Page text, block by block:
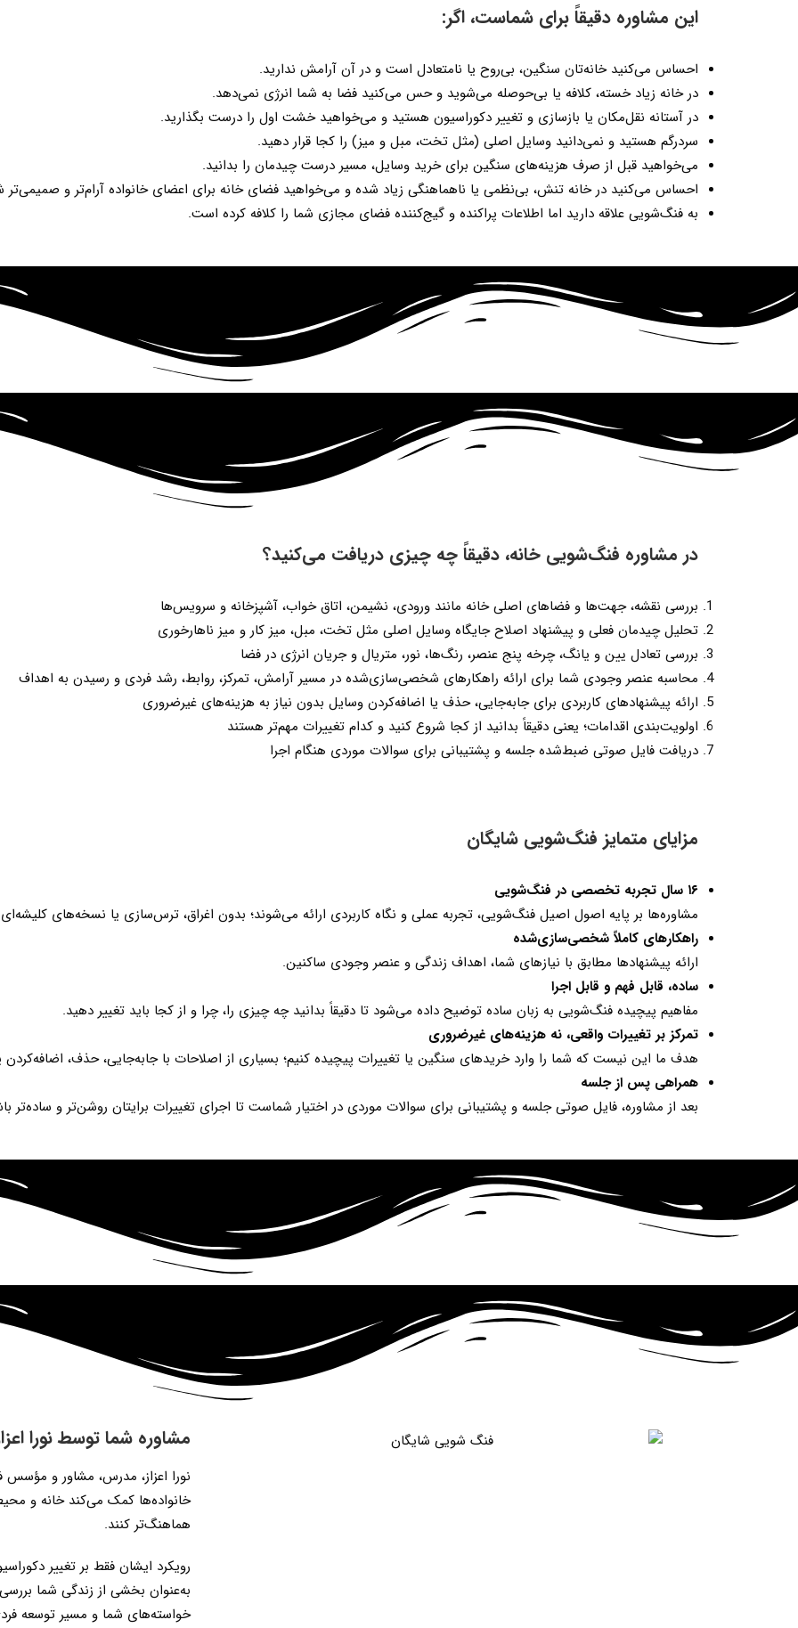
این مشاوره دقیقاً برای شماست، اگر:
احساس می‌کنید خانه‌تان سنگین، بی‌روح یا نامتعادل است و در آن آرامش ندارید.
در خانه زیاد خسته، کلافه یا بی‌حوصله می‌شوید و حس می‌کنید فضا به شما انرژی نمی‌دهد.
در آستانه نقل‌مکان یا بازسازی و تغییر دکوراسیون هستید و می‌خواهید خشت اول را درست بگذارید.
سردرگم هستید و نمی‌دانید وسایل اصلی (مثل تخت، مبل و میز) را کجا قرار دهید.
می‌خواهید قبل از صرف هزینه‌های سنگین برای خرید وسایل، مسیر درست چیدمان را بدانید.
احساس می‌کنید در خانه تنش، بی‌نظمی یا ناهماهنگی زیاد شده و می‌خواهید فضای خانه برای اعضای خانواده آرام‌تر و صمیمی‌تر
به فنگ‌شویی علاقه دارید اما اطلاعات پراکنده و گیج‌کننده فضای مجازی شما را کلافه کرده است.
در مشاوره فنگ‌شویی خانه، دقیقاً چه چیزی دریافت می‌کنید؟
بررسی نقشه، جهت‌ها و فضاهای اصلی خانه مانند ورودی، نشیمن، اتاق خواب، آشپزخانه و سرویس‌ها
تحلیل چیدمان فعلی و پیشنهاد اصلاح جایگاه وسایل اصلی مثل تخت، مبل، میز کار و میز ناهارخوری
بررسی تعادل یین و یانگ، چرخه پنج عنصر، رنگ‌ها، نور، متریال و جریان انرژی در فضا
محاسبه عنصر وجودی شما برای ارائه راهکارهای شخصی‌سازی‌شده در مسیر آرامش، تمرکز، روابط، رشد فردی و رسیدن به اهداف
ارائه پیشنهادهای کاربردی برای جابه‌جایی، حذف یا اضافه‌کردن وسایل بدون نیاز به هزینه‌های غیرضروری
اولویت‌بندی اقدامات؛ یعنی دقیقاً بدانید از کجا شروع کنید و کدام تغییرات مهم‌تر هستند
دریافت فایل صوتی ضبط‌شده جلسه و پشتیبانی برای سوالات موردی هنگام اجرا
مزایای متمایز فنگ‌شویی شایگان
۱۶ سال تجربه تخصصی در فنگ‌شویی
مشاوره‌ها بر پایه اصول اصیل فنگ‌شویی، تجربه عملی و نگاه کاربردی ارائه می‌شوند؛ بدون اغراق، ترس‌سازی یا نسخه‌های
راهکارهای کاملاً شخصی‌سازی‌شده
ارائه پیشنهادها مطابق با نیازهای شما، اهداف زندگی و عنصر وجودی ساکنین.
ساده، قابل فهم و قابل اجرا
مفاهیم پیچیده فنگ‌شویی به زبان ساده توضیح داده می‌شود تا دقیقاً بدانید چه چیزی را، چرا و از کجا باید تغییر دهید.
تمرکز بر تغییرات واقعی، نه هزینه‌های غیرضروری
هدف ما این نیست که شما را وارد خریدهای سنگین یا تغییرات پیچیده کنیم؛ بسیاری از اصلاحات با جابه‌جایی، حذف،
همراهی پس از جلسه
بعد از مشاوره، فایل صوتی جلسه و پشتیبانی برای سوالات موردی در اختیار شماست تا اجرای تغییرات برایتان روشن‌تر و ساده‌تر
مشاوره شما توسط نورا
خانواده‌ها کمک می‌کند خانه و
هماهنگ‌تر کنند.
رویکرد ایشان فقط بر تغییر
به‌عنوان بخشی از زندگی شما
خواسته‌های شما و مسیر توسعه